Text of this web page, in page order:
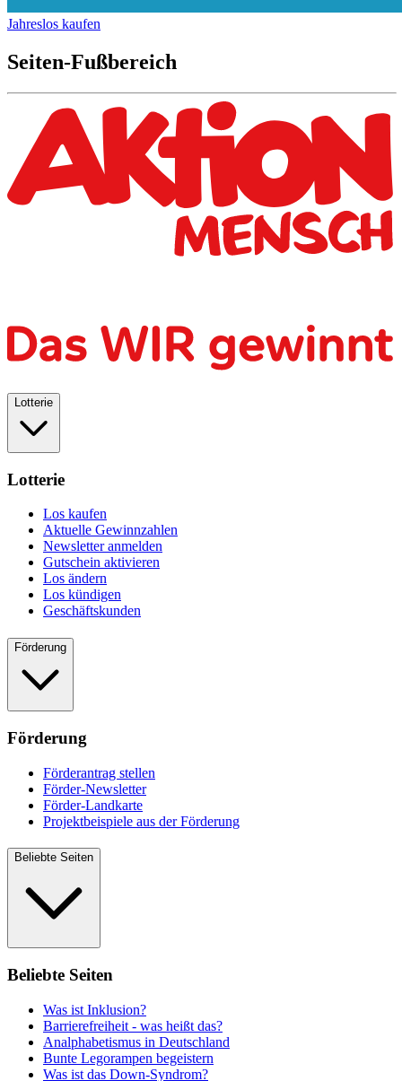
Jahreslos kaufen
Seiten-Fußbereich
Lotterie
Lotterie
Los kaufen
Aktuelle Gewinnzahlen
Newsletter anmelden
Gutschein aktivieren
Los ändern
Los kündigen
Geschäftskunden
Förderung
Förderung
Förderantrag stellen
Förder-Newsletter
Förder-Landkarte
Projektbeispiele aus der Förderung
Beliebte Seiten
Beliebte Seiten
Was ist Inklusion?
Barrierefreiheit - was heißt das?
Analphabetismus in Deutschland
Bunte Legorampen begeistern
Was ist das Down-Syndrom?